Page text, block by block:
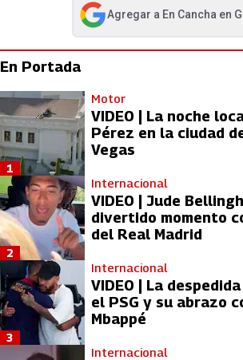
Agregar a En Cancha en
abre en nueva pestaña
En Portada
Motor
VIDEO | La noche
Pérez en la ciudad
Vegas
1
Internacional
VIDEO | Jude
divertido momento
del Real Madrid
2
Internacional
VIDEO | La
el PSG y su abrazo
Mbappé
3
Internacional